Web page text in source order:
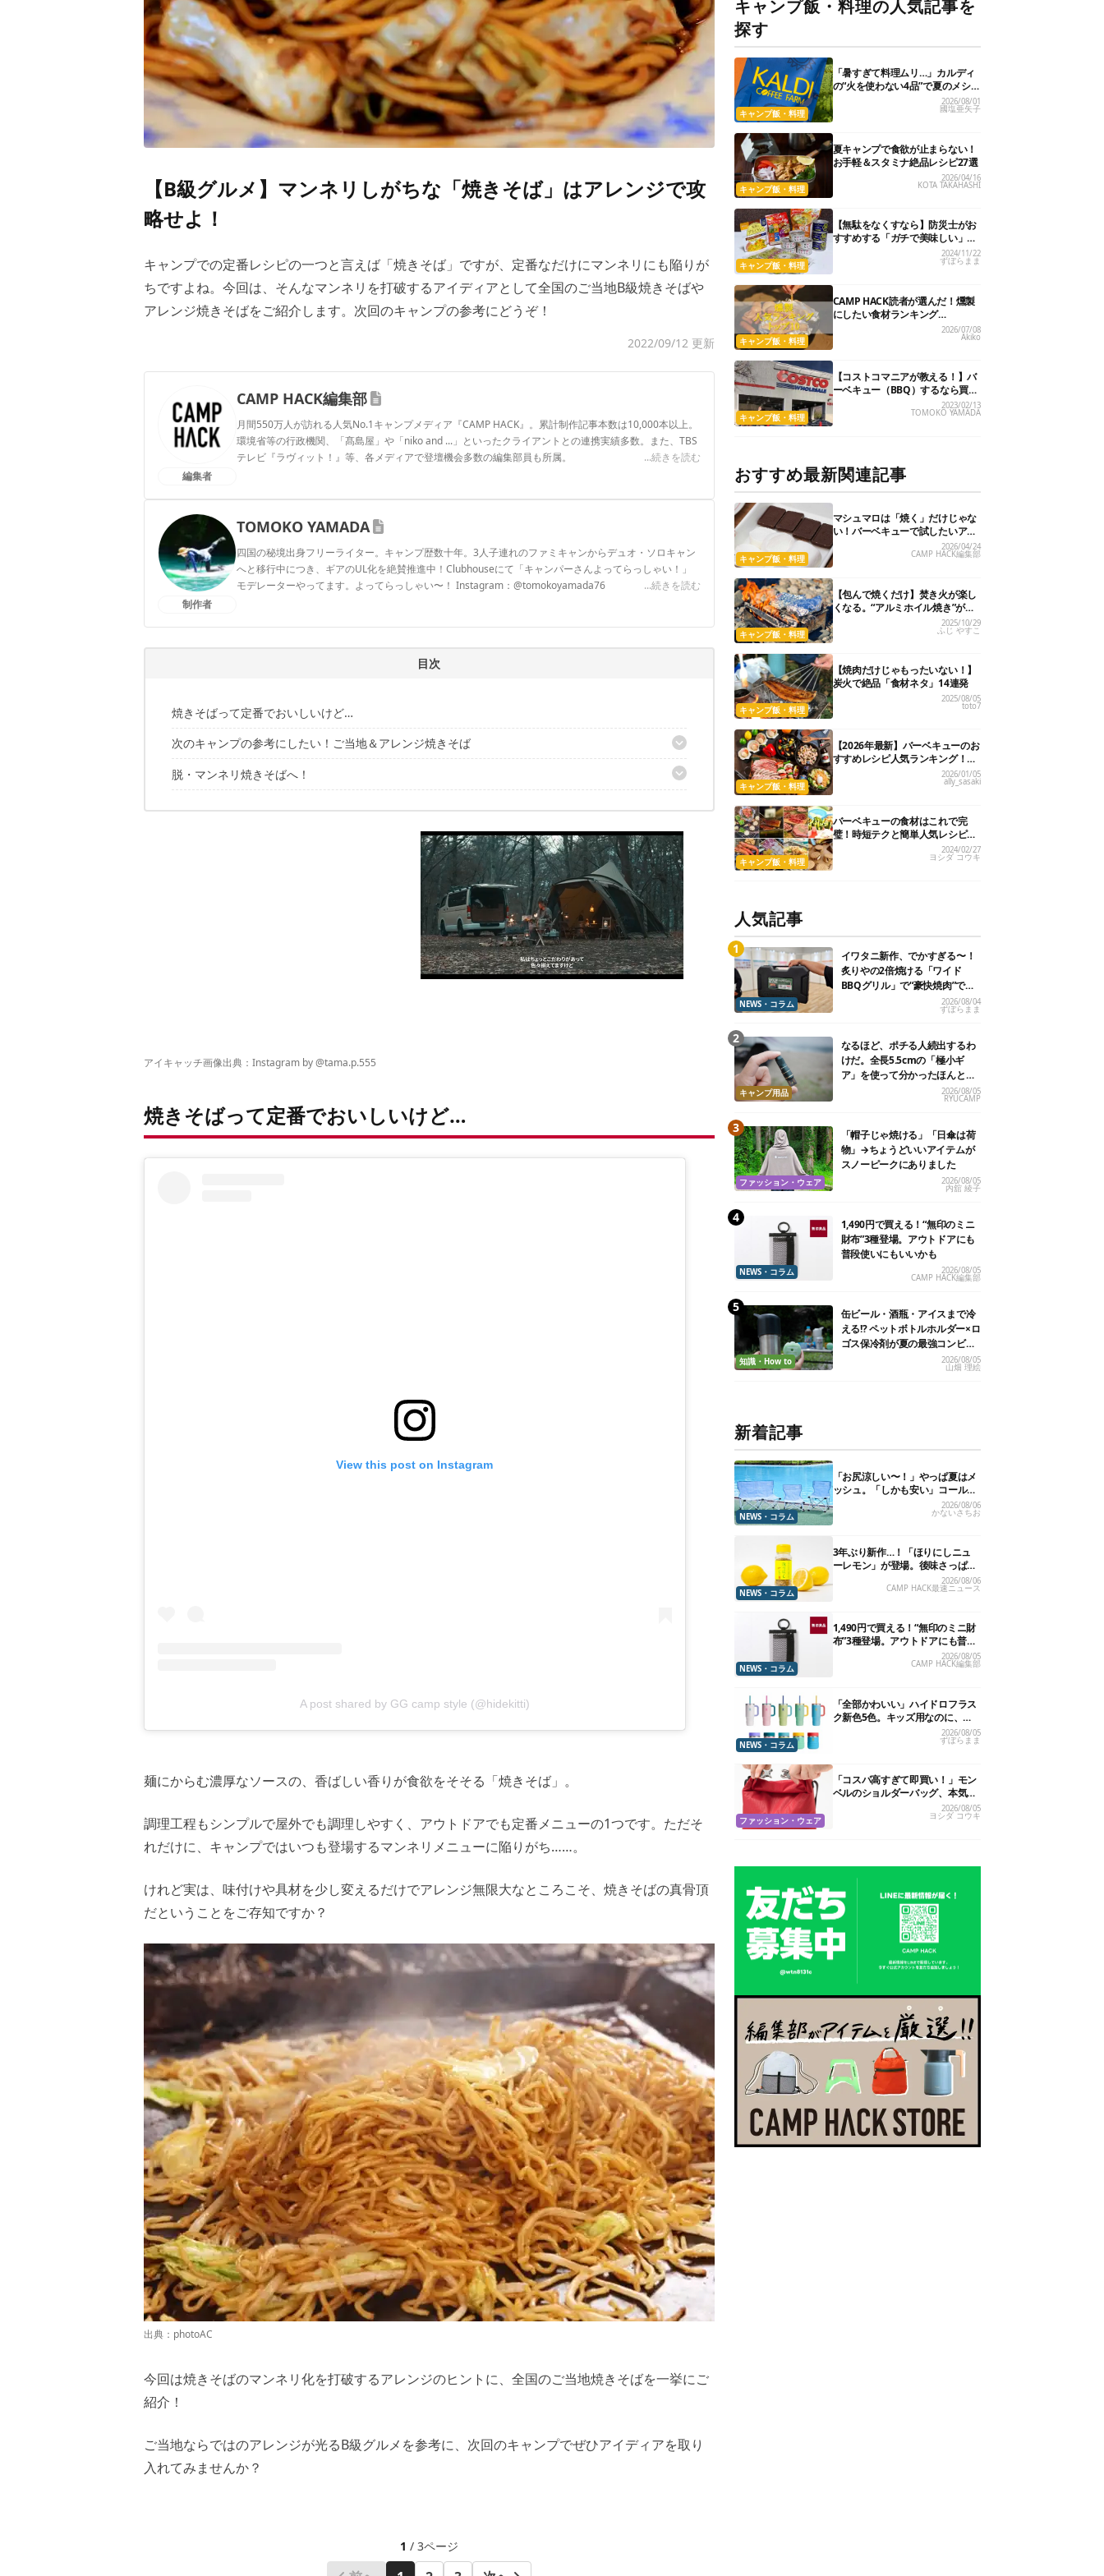
【B級グルメ】マンネリしがちな「焼きそば」はアレンジで攻
略せよ！
キャンプでの定番レシピの一つと言えば「焼きそば」ですが、定番なだけにマンネリにも陥りが
ちですよね。今回は、そんなマンネリを打破するアイディアとして全国のご当地B級焼きそばや
アレンジ焼きそばをご紹介します。次回のキャンプの参考にどうぞ！
2022/09/12 更新
編集者
CAMP HACK編集部
月間550万人が訪れる人気No.1キャンプメディア『CAMP HACK』。累計制作記事本数は10,000本以上。
環境省等の行政機関、「髙島屋」や「niko and ...」といったクライアントとの連携実績多数。また、TBS
テレビ『ラヴィット！』等、各メディアで登壇機会多数の編集部員も所属。
...続きを読む
制作者
TOMOKO YAMADA
四国の秘境出身フリーライター。キャンプ歴数十年。3人子連れのファミキャンからデュオ・ソロキャン
へと移行中につき、ギアのUL化を絶賛推進中！Clubhouseにて「キャンパーさんよってらっしゃい！」
モデレーターやってます。よってらっしゃい〜！ Instagram：@tomokoyamada76
...続きを読む
目次
焼きそばって定番でおいしいけど…
次のキャンプの参考にしたい！ご当地＆アレンジ焼きそば
静岡県「富士宮焼きそば」
秋田県「横手焼きそば」
脱・マンネリ焼きそばへ！
続けて「肉」をどうぞ
アイキャッチ画像出典：Instagram by@tama.p.555
焼きそばって定番でおいしいけど…
View this post on Instagram
A post shared by GG camp style (@hidekitti)
麺にからむ濃厚なソースの、香ばしい香りが食欲をそそる「焼きそば」。
調理工程もシンプルで屋外でも調理しやすく、アウトドアでも定番メニューの1つです。ただそ
れだけに、キャンプではいつも登場するマンネリメニューに陥りがち……。
けれど実は、味付けや具材を少し変えるだけでアレンジ無限大なところこそ、焼きそばの真骨頂
だということをご存知ですか？
出典： photoAC
今回は焼きそばのマンネリ化を打破するアレンジのヒントに、全国のご当地焼きそばを一挙にご
紹介！
ご当地ならではのアレンジが光るB級グルメを参考に、次回のキャンプでぜひアイディアを取り
入れてみませんか？
1 / 3ページ
キャンプ飯・料理の人気記事を
探す
キャンプ飯・料理
「暑すぎて料理ムリ…」カルディ
の“火を使わない4品”で夏のメシが
爆速＆激うまになった
2026/08/01
國塩亜矢子
キャンプ飯・料理
夏キャンプで食欲が止まらない！
お手軽＆スタミナ絶品レシピ27選
2026/04/16
KOTA TAKAHASHI
キャンプ飯・料理
【無駄をなくすなら】防災士がお
すすめする「ガチで美味しい」非
2024/11/22
ずぼらまま
キャンプ飯・料理
CAMP HACK読者が選んだ！燻製
にしたい食材ランキング
2026/07/08
Akiko
キャンプ飯・料理
【コストコマニアが教える！】バ
ーベキュー（BBQ）するなら買っ
ておきたい５つの食材
2023/02/13
TOMOKO YAMADA
おすすめ最新関連記事
キャンプ飯・料理
マシュマロは「焼く」だけじゃな
い！バーベキューで試したいアレ
ンジ術8選
2026/04/24
CAMP HACK編集部
キャンプ飯・料理
【包んで焼くだけ】焚き火が楽し
くなる。“アルミホイル焼き”が最
強に簡単でうまい！
2025/10/29
ふじ やすこ
キャンプ飯・料理
【焼肉だけじゃもったいない！】
炭火で絶品「食材ネタ」14連発
2025/08/05
toto7
キャンプ飯・料理
【2026年最新】バーベキューのお
すすめレシピ人気ランキング！食
材別45選
2026/01/05
ally_sasaki
キャンプ飯・料理
バーベキューの食材はこれで完
璧！時短テクと簡単人気レシピも
紹介
2024/02/27
ヨシダ コウキ
人気記事
NEWS・コラム
イワタニ新作、でかすぎる〜！
炙りやの2倍焼ける「ワイド
BBQグリル」で“豪快焼肉”でき
2026/08/04
ずぼらまま
キャンプ用品
なるほど、ポチる人続出するわ
けだ。全長5.5cmの「極小ギ
ア」を使って分かったほんとの
2026/08/05
RYUCAMP
ファッション・ウェア
「帽子じゃ焼ける」「日傘は荷
物」→ちょうどいいアイテムが
スノーピークにありました
2026/08/05
内舘 綾子
NEWS・コラム
1,490円で買える！“無印のミニ
財布”3種登場。アウトドアにも
普段使いにもいいかも
2026/08/05
CAMP HACK編集部
知識・How to
缶ビール・酒瓶・アイスまで冷
える!? ペットボトルホルダー×ロ
ゴス保冷剤が夏の最強コンビだ
2026/08/05
山畑 理絵
新着記事
NEWS・コラム
「お尻涼しい〜！」やっぱ夏はメ
ッシュ。「しかも安い」コールマ
ン今年の新作は、カラーもさわや
かです
2026/08/06
かないさちお
NEWS・コラム
3年ぶり新作…！「ほりにしニュ
ーレモン」が登場。後味さっぱり
の万能スパイス！【8月21日発
2026/08/06
CAMP HACK最速ニュース
NEWS・コラム
1,490円で買える！“無印のミニ財
布”3種登場。アウトドアにも普段
2026/08/05
CAMP HACK編集部
NEWS・コラム
「全部かわいい」ハイドロフラス
ク新色5色。キッズ用なのに、大
2026/08/05
ずぼらまま
ファッション・ウェア
「コスパ高すぎて即買い！」モン
ベルのショルダーバッグ、本気で
2026/08/05
ヨシダ コウキ